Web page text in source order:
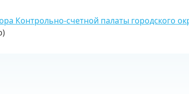
Контрольно-счетной палаты городского